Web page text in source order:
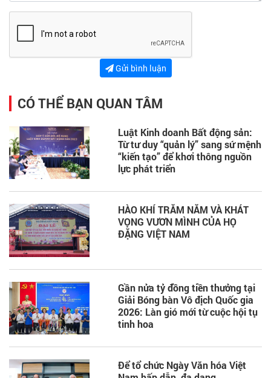
Gửi bình luận
CÓ THỂ BẠN QUAN TÂM
Luật Kinh doanh Bất động sản:
Từ tư duy “quản lý” sang sứ mệnh
“kiến tạo” để khơi thông nguồn
lực phát triển
HÀO KHÍ TRĂM NĂM VÀ KHÁT
VỌNG VƯƠN MÌNH CỦA HỌ
ĐẶNG VIỆT NAM
Gần nửa tỷ đồng tiền thưởng tại
Giải Bóng bàn Vô địch Quốc gia
2026: Làn gió mới từ cuộc hội tụ
tinh hoa
Để tổ chức Ngày Văn hóa Việt